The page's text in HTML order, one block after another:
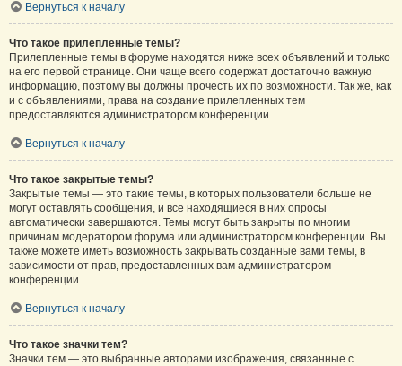
Вернуться к началу
Что такое прилепленные темы?
Прилепленные темы в форуме находятся ниже всех объявлений и только
на его первой странице. Они чаще всего содержат достаточно важную
информацию, поэтому вы должны прочесть их по возможности. Так же, как
и с объявлениями, права на создание прилепленных тем
предоставляются администратором конференции.
Вернуться к началу
Что такое закрытые темы?
Закрытые темы — это такие темы, в которых пользователи больше не
могут оставлять сообщения, и все находящиеся в них опросы
автоматически завершаются. Темы могут быть закрыты по многим
причинам модератором форума или администратором конференции. Вы
также можете иметь возможность закрывать созданные вами темы, в
зависимости от прав, предоставленных вам администратором
конференции.
Вернуться к началу
Что такое значки тем?
Значки тем — это выбранные авторами изображения, связанные с